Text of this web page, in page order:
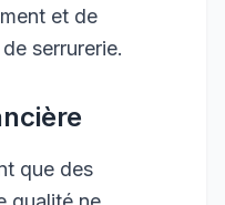
et de
serrurerie.
que des